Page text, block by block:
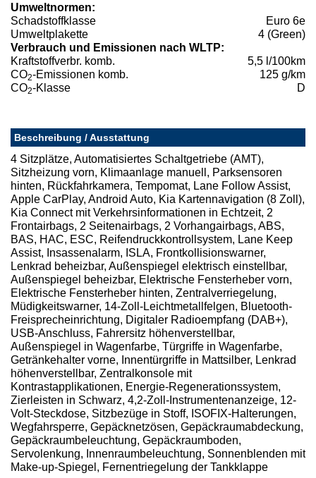
Umweltnormen:
Schadstoffklasse
Euro 6e
Umweltplakette
4 (Green)
Verbrauch und Emissionen nach WLTP:
Kraftstoffverbr. komb.
5,5 l/100km
CO2-Emissionen komb.
125 g/km
CO2-Klasse D
Beschreibung / Ausstattung
4 Sitzplätze, Automatisiertes Schaltgetriebe (AMT),
Sitzheizung vorn, Klimaanlage manuell, Parksensoren
hinten, Rückfahrkamera, Tempomat, Lane Follow Assist,
Apple CarPlay, Android Auto, Kia Kartennavigation (8 Zoll),
Kia Connect mit Verkehrsinformationen in Echtzeit, 2
Frontairbags, 2 Seitenairbags, 2 Vorhangairbags, ABS,
BAS, HAC, ESC, Reifendruckkontrollsystem, Lane Keep
Assist, Insassenalarm, ISLA, Frontkollisionswarner,
Lenkrad beheizbar, Außenspiegel elektrisch einstellbar,
Außenspiegel beheizbar, Elektrische Fensterheber vorn,
Elektrische Fensterheber hinten, Zentralverriegelung,
Müdigkeitswarner, 14-Zoll-Leichtmetallfelgen, Bluetooth-
Freisprecheinrichtung, Digitaler Radioempfang (DAB+),
USB-Anschluss, Fahrersitz höhenverstellbar,
Außenspiegel in Wagenfarbe, Türgriffe in Wagenfarbe,
Getränkehalter vorne, Innentürgriffe in Mattsilber, Lenkrad
höhenverstellbar, Zentralkonsole mit
Kontrastapplikationen, Energie-Regenerationssystem,
Zierleisten in Schwarz, 4,2-Zoll-Instrumentenanzeige, 12-
Volt-Steckdose, Sitzbezüge in Stoff, ISOFIX-Halterungen,
Wegfahrsperre, Gepäcknetzösen, Gepäckraumabdeckung,
Gepäckraumbeleuchtung, Gepäckraumboden,
Servolenkung, Innenraumbeleuchtung, Sonnenblenden mit
Make-up-Spiegel, Fernentriegelung der Tankklappe